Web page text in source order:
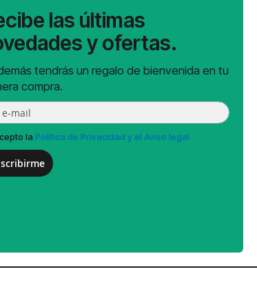
las últimas
y ofertas.
tendrás un regalo de bienvenida en tu
compra.
la Política de Privacidad y el Aviso legal